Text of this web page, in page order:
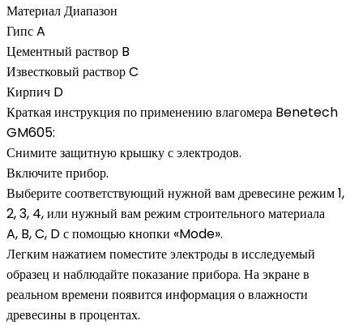
Материал Диапазон
Гипс A
Цементный раствор B
Известковый раствор C
Кирпич D
Краткая инструкция по применению влагомера Benetech
GM605:
Снимите защитную крышку с электродов.
Включите прибор.
Выберите соответствующий нужной вам древесине режим 1,
2, 3, 4, или нужный вам режим строительного материала
A, B, C, D с помощью кнопки «Mode».
Легким нажатием поместите электроды в исследуемый
образец и наблюдайте показание прибора. На экране в
реальном времени появится информация о влажности
древесины в процентах.